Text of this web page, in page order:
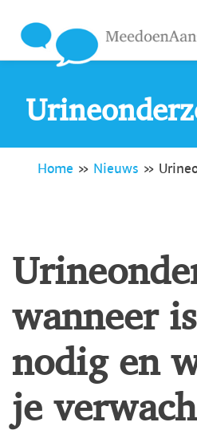
Home » Nieuws »
wanneer
nodig en
je